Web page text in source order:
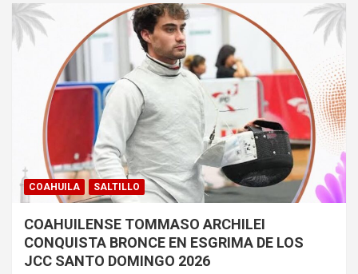
COAHUILA SALTILLO
COAHUILENSE TOMMASO ARCHILEI
CONQUISTA BRONCE EN ESGRIMA DE LOS
JCC SANTO DOMINGO 2026